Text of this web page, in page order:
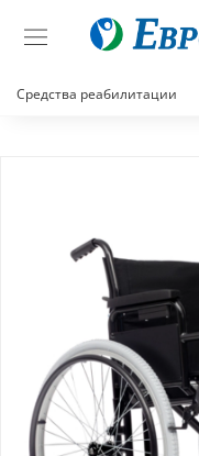
Средства реабилитации